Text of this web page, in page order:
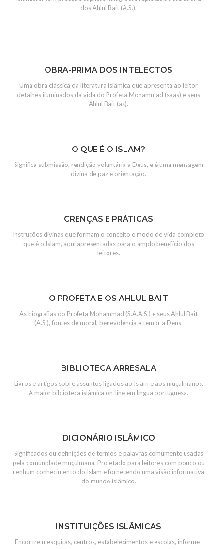
dos Ahlul Bait (A.S.).
OBRA-PRIMA DOS INTELECTOS
Uma obra clássica da literatura islâmica que apresenta ao leitor
detalhes iluminados da vida do Profeta Mohammad (saas) e seus
Ahlul Bait (as).
O QUE É O ISLAM?
Significa submissão, rendição voluntária a Deus, e é uma mensagem
divina de paz e orientação.
CRENÇAS E PRÁTICAS
Instruções divinas que formam o conceito e modo de vida completo
que é o Islam, aqui apresentadas para o amplo benefício dos
leitores.
O PROFETA E OS AHLUL BAIT
As biografias do Profeta Mohammad (S.A.A.S.) e seus Ahlul Bait
(A.S.), fontes de moral, benevolência e temor a Deus.
BIBLIOTECA ARRESALA
Livros e artigos sobre assuntos ligados ao Islam e aos muçulmanos.
A maior biblioteca islâmica on-line em língua portuguesa.
DICIONÁRIO ISLÂMICO
Significados ou definições de termos e palavras comumente usadas
pela comunidade muçulmana. Projetado para leitores com pouco ou
nenhum conhecimento do Islam e fornecendo uma visão informativa
do mundo islâmico.
INSTITUIÇÕES ISLÂMICAS
Encontre mesquitas, centros, estabelecimentos e escolas, informe-